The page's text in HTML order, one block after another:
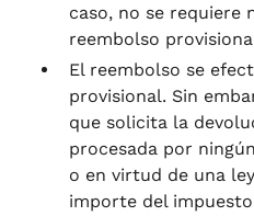
caso, no se requiere
reembolso
El reembolso se
provisional. Sin
que solicita la
procesada por
o en virtud de una
importe del